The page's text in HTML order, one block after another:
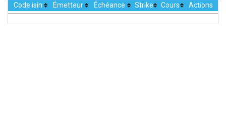
Code isin Émetteur Échéance Strike Cours Actions